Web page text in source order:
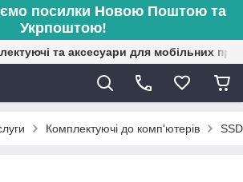
посилки Новою Поштою та
Укрпоштою!
та аксесуари для мобільних
Комплектуючі до комп'ютерів